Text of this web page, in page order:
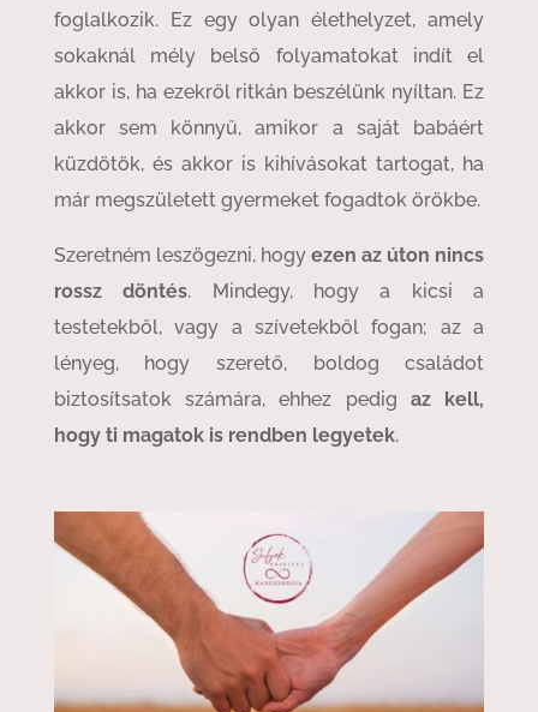
foglalkozik. Ez egy olyan élethelyzet, amely
sokaknál mély belső folyamatokat indít el
akkor is, ha ezekről ritkán beszélünk nyíltan. Ez
akkor sem könnyű, amikor a saját babáért
küzdötök, és akkor is kihívásokat tartogat, ha
már megszületett gyermeket fogadtok örökbe.
Szeretném leszögezni, hogy ezen az úton nincs
rossz döntés. Mindegy, hogy a kicsi a
testetekből, vagy a szívetekből fogan; az a
lényeg, hogy szerető, boldog családot
biztosítsatok számára, ehhez pedig az kell,
hogy ti magatok is rendben legyetek.